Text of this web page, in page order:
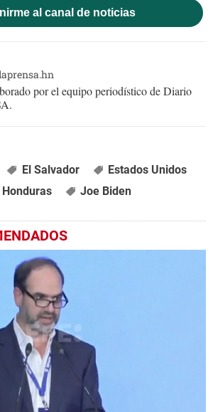
al canal de noticias
por el equipo periodístico de Diario
El Salvador
Estados Unidos
Honduras Joe Biden